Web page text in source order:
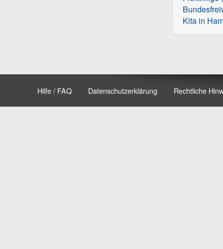
Kita in
Hilfe / FAQ Datenschutzerklärung Rechtliche